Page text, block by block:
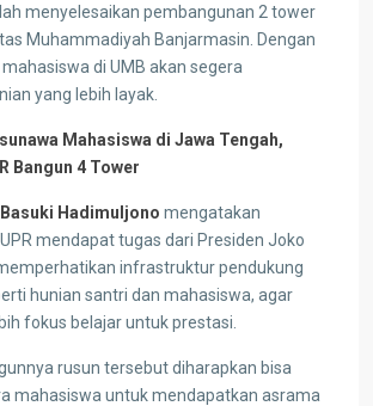
menyelesaikan pembangunan 2 tower
Muhammadiyah Banjarmasin. Dengan
di UMB akan segera
yang lebih layak.
Mahasiswa di Jawa Tengah,
Bangun 4 Tower
Basuki Hadimuljono mengatakan
mendapat tugas dari Presiden Joko
infrastruktur pendukung
hunian santri dan mahasiswa, agar
fokus belajar untuk prestasi.
rusun tersebut diharapkan bisa
mahasiswa untuk mendapatkan asrama